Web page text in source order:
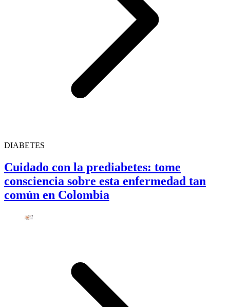
DIABETES
Cuidado con la prediabetes: tome
consciencia sobre esta enfermedad tan
común en Colombia